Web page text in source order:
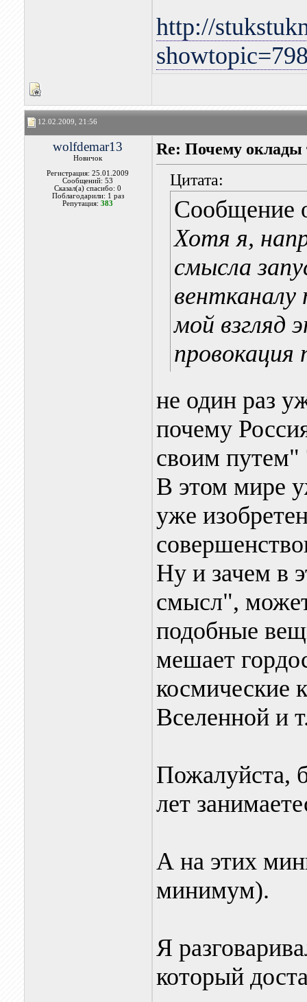
http://
12.02.2009, 21:56
wolfdemar13
Новичок
Регистрация: 25.01.2009
Сообщений: 53
Сказал(а) спасибо: 0
Поблагодарили: 1 раз
Репутация:383
Re: Почему оклады
Цитата:
Сообщение
Хотя я,
смысла
вентканалу
мой взгляд
провокация
не один раз
почему
своим путем"
В этом мире
уже
Ну и зачем в
смысл",
подобные
мешает
космические
Вселенной и
Пожалуйста,
лет
А на этих
минимум).
Я
который